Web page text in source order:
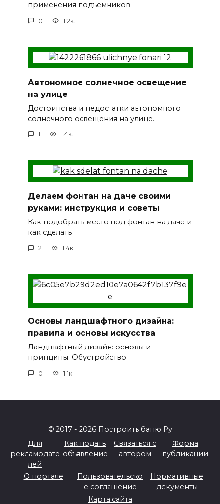
применения подъемников
0 1.2к.
Автономное солнечное освещение
на улице
Достоинства и недостатки автономного
солнечного освещения на улице.
1 1.4к.
Делаем фонтан на даче своими
руками: инструкция и советы
Как подобрать место под фонтан на даче и
как сделать
2 1.4к.
Основы ландшафтного дизайна:
правила и основы искусства
Ландшафтный дизайн: основы и
принципы. Обустройство
0 1.1к.
© 2017 - 2026 Построить баню Ру
Для
рекламодате
лей
Как подать
объявление
Связаться с
автором
Форма
публикации
О портале
Пользовательско
е соглашение
Нормативные
документы
Карта сайта